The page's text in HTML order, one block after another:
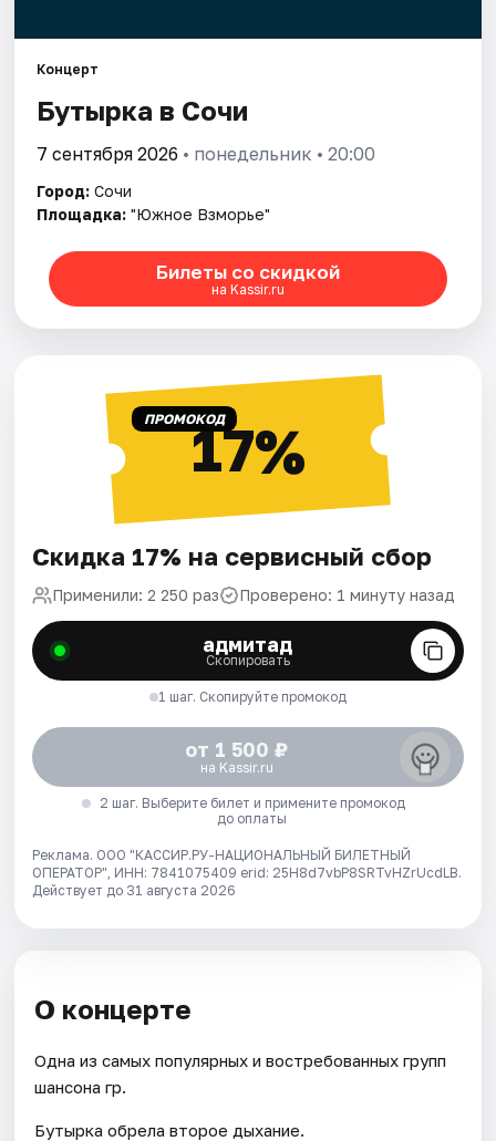
Концерт
Бутырка в Сочи
7 сентября 2026 • понедельник • 20:00
Город: Сочи
Площадка: "Южное Взморье"
Билеты со скидкой
на Kassir.ru
ПРОМОКОД17%
Скидка 17% на сервисный сбор
Применили: 2 250 раз Проверено: 1 минуту назад
адмитад
Скопировать
1 шаг. Скопируйте промокод
от 1 500 ₽
на Kassir.ru
2 шаг. Выберите билет и примените промокод
до оплаты
Реклама. ООО "КАССИР.РУ-НАЦИОНАЛЬНЫЙ БИЛЕТНЫЙ
ОПЕРАТОР", ИНН: 7841075409 erid: 25H8d7vbP8SRTvHZrUcdLB.
Действует до 31 августа 2026
О концерте
Одна из самых популярных и востребованных групп
шансона гр.
Бутырка обрела второе дыхание.